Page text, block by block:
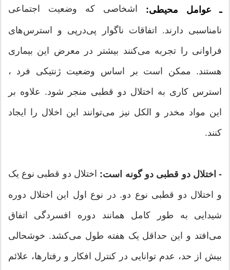
ـ عوامل محیطی: اشخاصی که وضعیت اجتماعی
نامناسبی دارند. اتفاقات ناگوار پی‌درپی و استرس‌های
فراوانی را تجربه می‌کنند بیشتر در معرض این بیماری
هستند. ممکن است بر اساس وضعیت ژنتیکی فرد ،
استرس کاری به اختلال دو قطبی منجر شود. علاوه بر
این مواد مخدر و الکل نیز می‌توانند این اخلال را ایجاد
کنند.
- اختلال دو قطبی دو گونه است: اختلال دو قطبی نوع یک
و اختلال دو قطبی نوع دو. در نوع اول این اختلال دوره
شیدایی به طور کامل همانند دوره افسردگی اتفاق
می‌افتد و این حداقل یک هفته طول می‌کشد. خوشحالی
بیش از حد،‌ عدم توانایی در کنترل افکار و رفتارها، علائم